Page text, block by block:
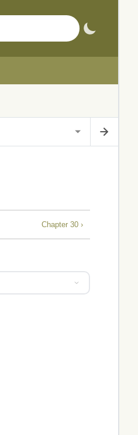
Chapter 30 ›